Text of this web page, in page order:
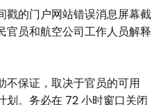
戳的门户网站错误消息屏幕截
官员和航空公司工作人员解释
不保证，取决于官员的可用
划。务必在 72 小时窗口关闭